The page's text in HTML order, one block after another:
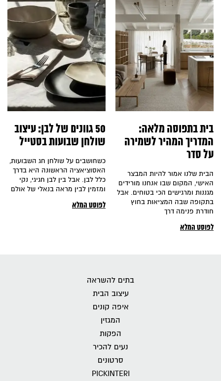
50 גוונים של לבן: עיצוב
שולחן שבועות בסטייל
כשחושבים על שולחן חג השבועות,
האסוציאציה הראשונה היא בדרך
כלל לבן. אבל בין לבן חגיגי, נקי
ומזמין לבין מראה בנאלי של אולם
לפוסט המלא
בית בתפוסה מלאה:
המדריך המהיר לשמירה
על סדר
הבית שלנו אמור להיות המבצר
האישי, המקום שבו אנחנו מורידים
מגננות ומרגישים הכי בטוחים. אבל
בתקופה שבה המציאות בחוץ
חודרת פנימה דרך
לפוסט המלא
בתים להשראה
עיצוב הבית
איפה קונים
המגזין
הפקות
נעים להכיר
סרטונים
PICKINTERI